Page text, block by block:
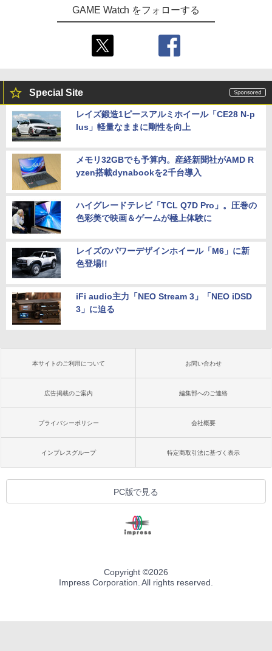
GAME Watch をフォローする
Special Site
レイズ鍛造1ピースアルミホイール「CE28 N-p
lus」軽量なままに剛性を向上
メモリ32GBでも予算内。産経新聞社がAMD R
yzen搭載dynabookを2千台導入
ハイグレードテレビ「TCL Q7D Pro」。圧巻の
色彩美で映画＆ゲームが極上体験に
レイズのパワーデザインホイール「M6」に新
色登場!!
iFi audio主力「NEO Stream 3」「NEO iDSD
3」に迫る
本サイトのご利用について お問い合わせ
広告掲載のご案内 編集部へのご連絡
プライバシーポリシー 会社概要
インプレスグループ 特定商取引法に基づく表示
PC版で見る
Copyright ©2026
Impress Corporation. All rights reserved.